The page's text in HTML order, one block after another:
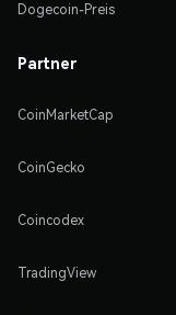
Dogecoin-Preis
Partner
CoinMarketCap
CoinGecko
Coincodex
TradingView